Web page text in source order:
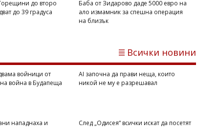
07/08/2026, Петък 19:00 3
Влиянието на Тръмп е в светлината
до второ
до 39 градуса
Баба от Зидарово даде 5000 евро на
ало измамник за спешна операция
на близък
Всички новини
войници от
война в Будапеща
AI започна да прави неща, които
никой не му е разрешавал
нападнаха и
След „Одисея“ всички искат да посетят